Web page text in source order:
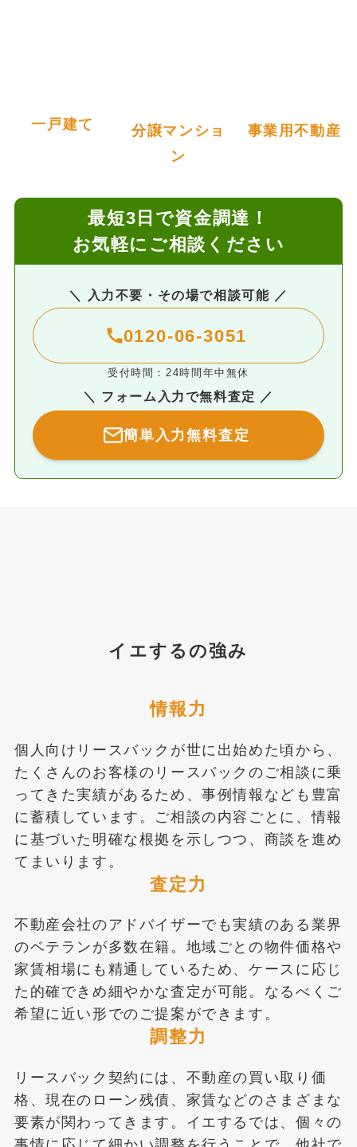
一戸建て
分譲マンショ
ン
事業用不動産
最短3日で資金調達！
お気軽にご相談ください
＼ 入力不要・その場で相談可能 ／
0120-06-3051
受付時間：24時間年中無休
＼ フォーム入力で無料査定 ／
簡単入力無料査定
イエするの強み
情報力
個人向けリースバックが世に出始めた頃から、
たくさんのお客様のリースバックのご相談に乗
ってきた実績があるため、事例情報なども豊富
に蓄積しています。ご相談の内容ごとに、情報
に基づいた明確な根拠を示しつつ、商談を進め
てまいります。
査定力
不動産会社のアドバイザーでも実績のある業界
のベテランが多数在籍。地域ごとの物件価格や
家賃相場にも精通しているため、ケースに応じ
た的確できめ細やかな査定が可能。なるべくご
希望に近い形でのご提案ができます。
調整力
リースバック契約には、不動産の買い取り価
格、現在のローン残債、家賃などのさまざまな
要素が関わってきます。イエするでは、個々の